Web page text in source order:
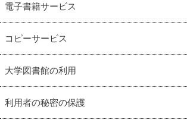
電子書籍サービス
コピーサービス
大学図書館の利用
利用者の秘密の保護